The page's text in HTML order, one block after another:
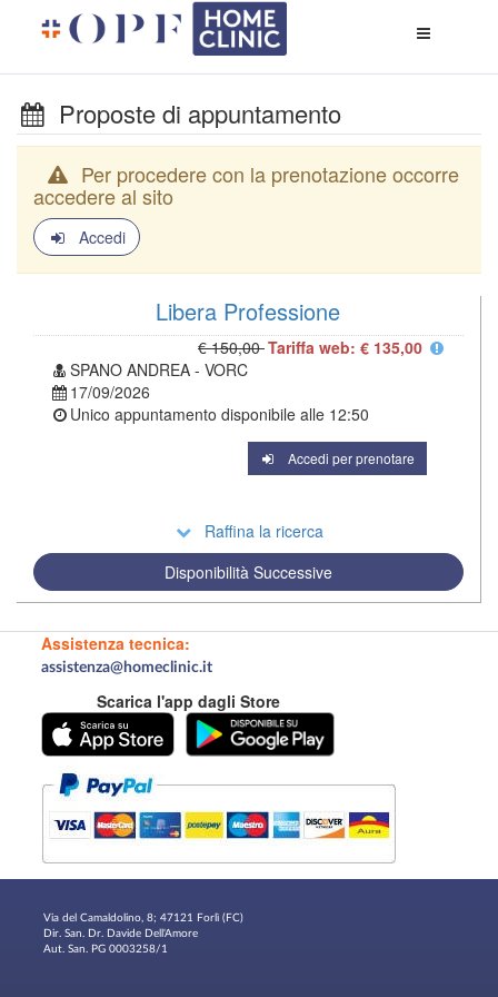
di
Proposte di appuntamento
Per procedere con la prenotazione occorre
accedere al sito
Accedi
Libera Professione
€ 150,00Tariffa web: € 135,00
SPANO ANDREA - VORC
17/09/2026
Unico appuntamento disponibile alle 12:50
Accedi per prenotare
Raffina la ricerca
Disponibilità Successive
Assistenza tecnica:
assistenza@homeclinic.it
Scarica l'app dagli Store
Via del Camaldolino, 8; 47121 Forlì (FC)
Dir. San. Dr. Davide Dell'Amore
Aut. San. PG 0003258/1